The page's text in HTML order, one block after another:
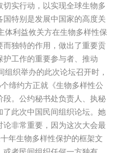
实行动，以实现全球生物多
特别是发展中国家的高度关
体利益攸关方在生物多样性保
独特的作用，做出了重要贡
工作的重要参与者、推动
组织举办的此次论坛召开时，
缔约方正就《生物多样性公
。公约秘书处负责人、执秘
此次中国民间组织论坛。她
非常重要，因为这次大会最
年生物多样性保护的框架文